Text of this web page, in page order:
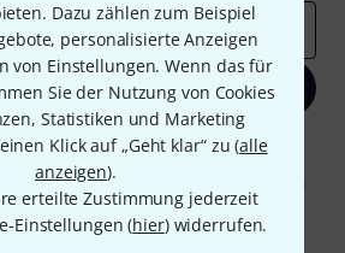
Dazu zählen zum Beispiel
personalisierte Anzeigen
von Einstellungen. Wenn das für
Sie der Nutzung von Cookies
Statistiken und Marketing
Klick auf „Geht klar“ zu (alle
anzeigen).
erteilte Zustimmung jederzeit
Einstellungen (hier) widerrufen.
Jetzt anmelden
stimmen Sie dem Erhalt von E-Mail-
des E-Mail-Nutzungsverhaltens zu. Die
Weitere Informationen finden Sie in
Datenschutzhinweisen.
* Pflichtfeld